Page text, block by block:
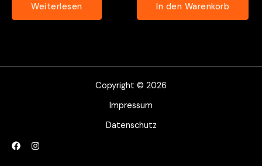
Weiterlesen In den Warenkorb
Copyright © 2026
Impressum
Datenschutz